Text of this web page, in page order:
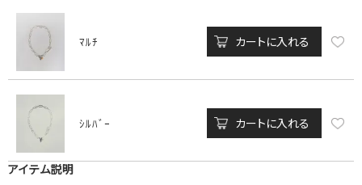
ﾏﾙﾁ カートに入れる
ｼﾙﾊﾞｰ カートに入れる
アイテム説明